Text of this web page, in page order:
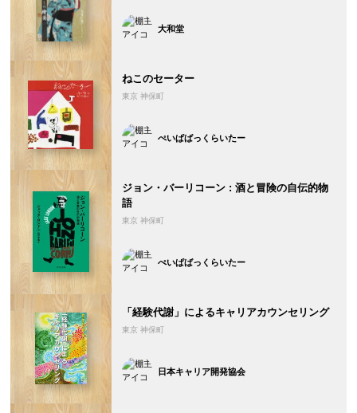
大和堂
ねこのセーター
東京 神保町
ぺいぱばっくらいたー
ジョン・バーリコーン : 酒と冒険の自伝的物
語
東京 神保町
ぺいぱばっくらいたー
「経験代謝」によるキャリアカウンセリング
東京 神保町
日本キャリア開発協会